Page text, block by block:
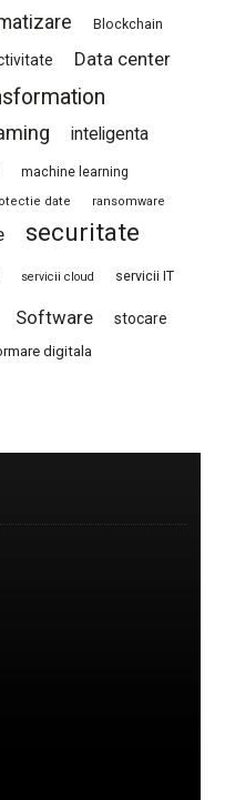
Blockchain
Data center
inteligenta
machine learning
date ransomware
securitate
servicii cloud servicii IT
Software stocare
digitala